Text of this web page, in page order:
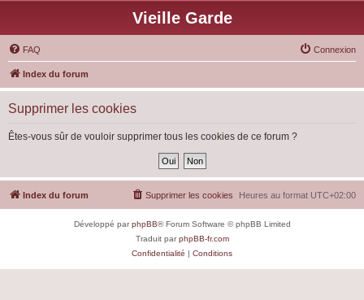
Vieille Garde
FAQ Connexion
Index du forum
Supprimer les cookies
Êtes-vous sûr de vouloir supprimer tous les cookies de ce forum ?
Index du forum Heures au format UTC+02:00
Supprimer les cookies
Développé parphpBB® Forum Software © phpBB Limited
Traduit parphpBB-fr.com
Confidentialité | Conditions